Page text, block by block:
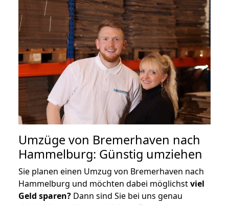
Umzüge von Bremerhaven nach
Hammelburg: Günstig umziehen
Sie planen einen Umzug von Bremerhaven nach
Hammelburg und möchten dabei möglichstviel
Geld sparen? Dann sind Sie bei uns genau